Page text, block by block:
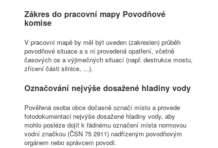
Zákres do pracovní mapy Povodňové
komise
V pracovní mapě by měl být uveden (zakreslen) průběh
povodňové situace a s ní provedená opatření, včetně
časových os a výjimečných situací (např. destrukce mostu,
zřícení části silnice, ...).
Označování nejvýše dosažené hladiny vody
Pověřená osoba obce dočasně označí místo a provede
fotodokumentaci nejvýše dosažené hladiny vody, aby
mohlo posléze dojít k řádnému označení místa normovou
vodní značkou (ČSN 75 2911) nadřízeným povodňovým
orgánem nebo správcem povodí.